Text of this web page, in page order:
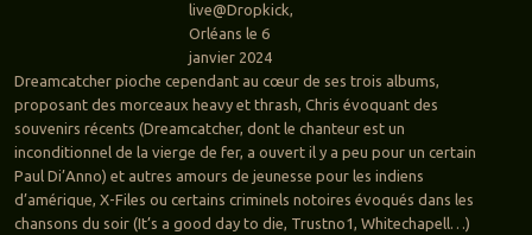
live@Dropkick,
Orléans le 6
janvier 2024
Dreamcatcher pioche cependant au cœur de ses trois albums,
proposant des morceaux heavy et thrash, Chris évoquant des
souvenirs récents (Dreamcatcher, dont le chanteur est un
inconditionnel de la vierge de fer, a ouvert il y a peu pour un certain
Paul Di’Anno) et autres amours de jeunesse pour les indiens
d’amérique, X-Files ou certains criminels notoires évoqués dans les
chansons du soir (It’s a good day to die, Trustno1, Whitechapell…)